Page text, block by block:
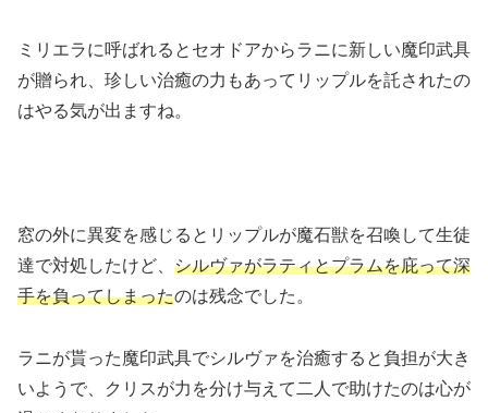
ミリエラに呼ばれるとセオドアからラニに新しい魔印武具
が贈られ、珍しい治癒の力もあってリップルを託されたの
はやる気が出ますね。
窓の外に異変を感じるとリップルが魔石獣を召喚して生徒
達で対処したけど、 シルヴァがラティとプラムを庇って深
手を負ってしまったのは残念でした。
ラニが貰った魔印武具でシルヴァを治癒すると負担が大き
いようで、クリスが力を分け与えて二人で助けたのは心が